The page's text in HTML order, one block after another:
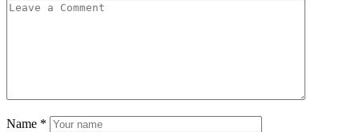
Name *